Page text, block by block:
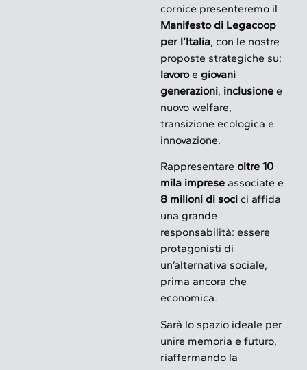
cornice presenteremo il
Manifesto di Legacoop
per l’Italia, con le nostre
proposte strategiche su:
lavoroe giovani
generazioni, inclusione e
nuovo welfare,
transizione ecologica e
innovazione.
Rappresentare oltre 10
mila imprese associate e
8 milioni di soci ci affida
una grande
responsabilità: essere
protagonisti di
un’alternativa sociale,
prima ancora che
economica.
Sarà lo spazio ideale per
unire memoria e futuro,
riaffermando la